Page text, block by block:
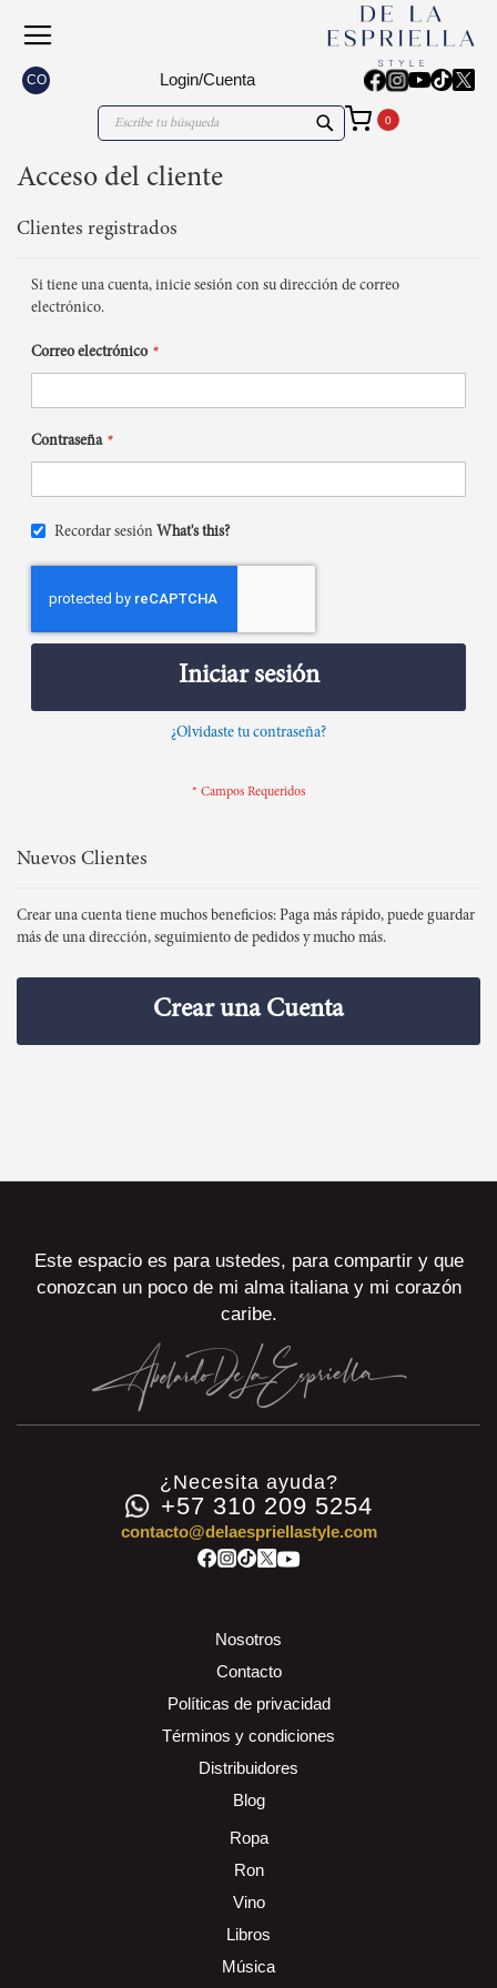
CO Login/Cuenta
Search
Acceso del cliente
Clientes registrados
Si tiene una cuenta, inicie sesión con su dirección de correo
electrónico.
Correo electrónico
Contraseña
Recordar sesión What's this?
Iniciar sesión
¿Olvidaste tu contraseña?
Nuevos Clientes
Crear una cuenta tiene muchos beneficios: Paga más rápido, puede guardar
más de una dirección, seguimiento de pedidos y mucho más.
Crear una Cuenta
Este espacio es para ustedes, para compartir y que
conozcan un poco de mi alma italiana y mi corazón
caribe.
¿Necesita ayuda?
+57 310 209 5254
contacto@delaespriellastyle.com
Nosotros
Contacto
Políticas de privacidad
Términos y condiciones
Distribuidores
Blog
Ropa
Ron
Vino
Libros
Música